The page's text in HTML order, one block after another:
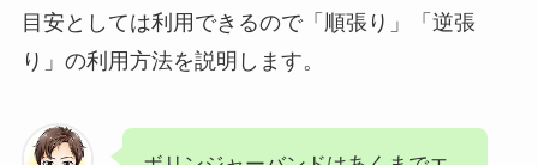
目安としては利用できるので「順張り」「逆張
り」の利用方法を説明します。